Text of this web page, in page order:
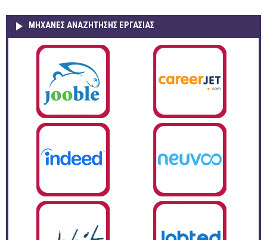
ΜΗΧΑΝΕΣ ΑΝΑΖΗΤΗΣΗΣ ΕΡΓΑΣΙΑΣ